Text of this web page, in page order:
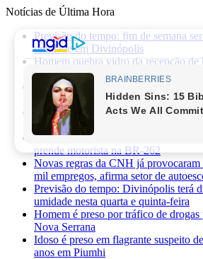
Notícias de Última Hora
Previsão do tempo: fim de semana
umidade em Divinópolis
Homem quebra vidro da recepção de
de atendimento em Itaúna
Ciclone-bomba provoca alerta de
veja os impactos previstos para
Homem morre após sofrer choque
metros durante manutenção em
PRF apreende 75 mil maços de
prende motorista na BR-262
Novas regras da CNH já provocaram
mil empregos, afirma setor de
Previsão do tempo: Divinópolis terá
umidade nesta quarta e quinta-feira
Homem é preso por tráfico de
Nova Serrana
Idoso é preso em flagrante suspeito
anos em Piumhi